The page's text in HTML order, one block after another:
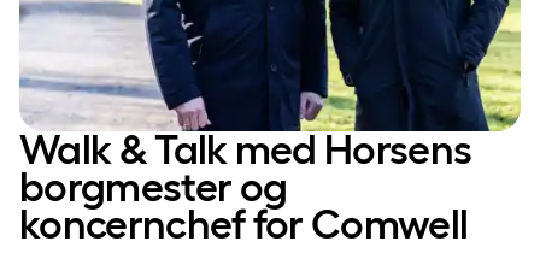
Walk & Talk med Horsens
borgmester og
koncernchef for Comwell